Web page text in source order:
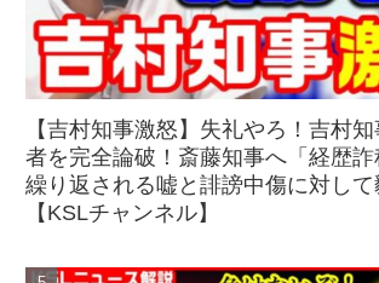
【吉村知事激怒】失礼やろ！吉村
者を完全論破！斎藤知事へ「経歴詐
繰り返される嘘と誹謗中傷に対し
【KSLチャンネル】